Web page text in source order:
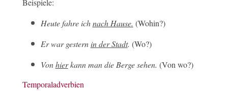
Beispiele:
Heute fahre ichnach Hause. (Wohin?)
Er war gestern in der Stadt. (Wo?)
Vonhierkann man die Berge sehen. (Von wo?)
Temporaladverbien